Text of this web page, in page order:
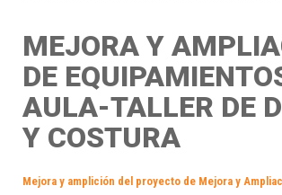
MEJORA Y
DE
AULA-TALLER DE
Y COSTURA
Mejora y amplición del proyecto de Mejora y